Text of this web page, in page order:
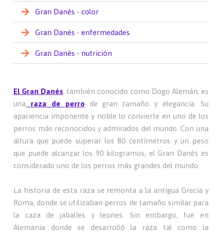
Gran Danés - color
Gran Danés - enfermedades
Gran Danés - nutrición
El Gran Danés, también conocido como Dogo Alemán, es
una raza de perrode gran tamaño y elegancia. Su
apariencia imponente y noble lo convierte en uno de los
perros más reconocidos y admirados del mundo. Con una
altura que puede superar los 80 centímetros y un peso
que puede alcanzar los 90 kilogramos, el Gran Danés es
considerado uno de los perros más grandes del mundo.
La historia de esta raza se remonta a la antigua Grecia y
Roma, donde se utilizaban perros de tamaño similar para
la caza de jabalíes y leones. Sin embargo, fue en
Alemania donde se desarrolló la raza tal como la